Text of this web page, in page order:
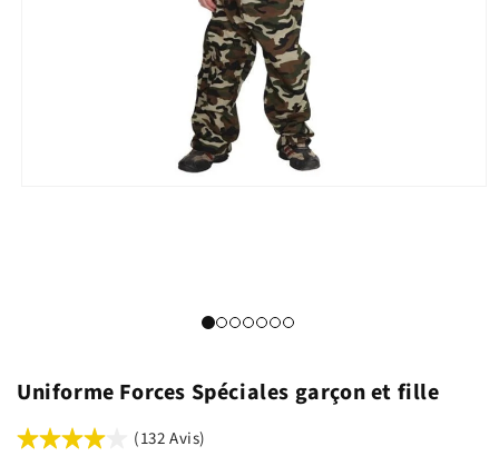
Uniforme Forces Spéciales garçon et fille
(132 Avis)